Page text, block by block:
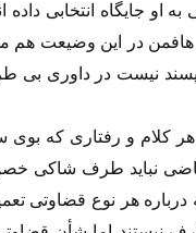
او جایگاه انتخابی
در این وضیعت هم
هر کلام و رفتاری که
نباید طرف شاکی
درباره هر نوع قضاوتی